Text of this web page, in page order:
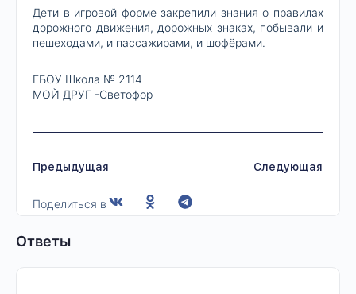
Дети в игровой форме закрепили знания о правилах
дорожного движения, дорожных знаках, побывали и
пешеходами, и пассажирами, и шофёрами.
ГБОУ Школа № 2114
МОЙ ДРУГ -Светофор
Предыдущая Следующая
Поделиться в
Ответы